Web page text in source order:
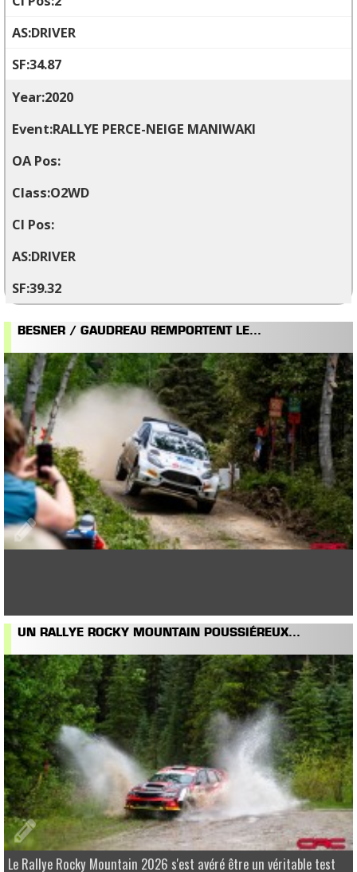
DRIVER
34.87
2020
RALLYE PERCE-NEIGE MANIWAKI
O2WD
DRIVER
39.32
BESNER / GAUDREAU REMPORTENT LE...
UN RALLYE ROCKY MOUNTAIN POUSSIÉREUX...
Le Rallye Rocky Mountain 2026 s'est avéré être un véritable test